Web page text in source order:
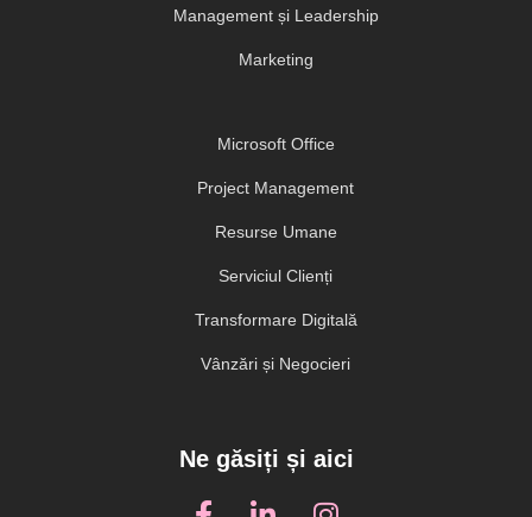
Management și Leadership
Marketing
Microsoft Office
Project Management
Resurse Umane
Serviciul Clienți
Transformare Digitală
Vânzări și Negocieri
Ne găsiți și aici